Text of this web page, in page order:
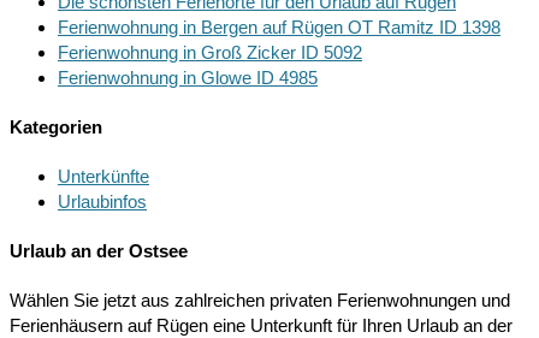
Ferienwohnung in Bergen auf Rügen OT Ramitz ID 1398
Ferienwohnung in Groß Zicker ID 5092
Ferienwohnung in Glowe ID 4985
Kategorien
Unterkünfte
Urlaubinfos
Urlaub an der Ostsee
Wählen Sie jetzt aus zahlreichen privaten Ferienwohnungen und
Ferienhäusern auf Rügen eine Unterkunft für Ihren Urlaub an der